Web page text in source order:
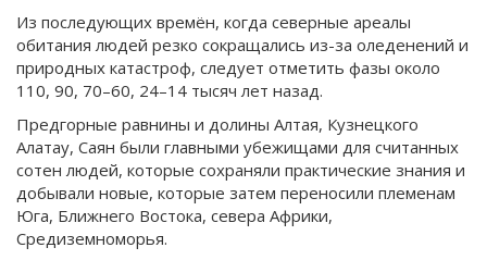
Из последующих времён, когда северные ареалы
обитания людей резко сокращались из-за оледенений и
природных катастроф, следует отметить фазы около
110, 90, 70–60, 24–14 тысяч лет назад.
Предгорные равнины и долины Алтая, Кузнецкого
Алатау, Саян были главными убежищами для считанных
сотен людей, которые сохраняли практические знания и
добывали новые, которые затем переносили племенам
Юга, Ближнего Востока, севера Африки,
Средиземноморья.